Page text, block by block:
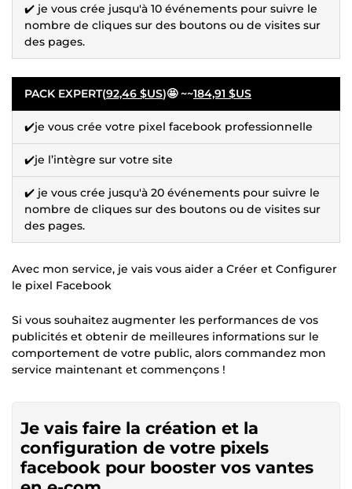
✔️ je vous crée jusqu'à 10 événements pour suivre le
nombre de cliques sur des boutons ou de visites sur
des pages.
PACK EXPERT(92,46 $US)🤩 ~~184,91 $US
✔️je vous crée votre pixel facebook professionnelle
✔️je l’intègre sur votre site
✔️ je vous crée jusqu'à 20 événements pour suivre le
nombre de cliques sur des boutons ou de visites sur
des pages.
Avec mon service, je vais vous aider a Créer et Configurer
le pixel Facebook
Si vous souhaitez augmenter les performances de vos
publicités et obtenir de meilleures informations sur le
comportement de votre public, alors commandez mon
service maintenant et commençons !
Je vais faire la création et la
configuration de votre pixels
facebook pour booster vos vantes